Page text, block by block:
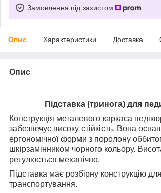
Замовлення під захистом
Опис Характеристики Доставка
Опис
Підставка (тринога) для
Конструкція металевого каркаса
забезпечує високу стійкість. Вона
ергономічної форми з поролону
шкірзамінником чорного кольору.
регулюється механічно.
Підставка має розбірну конструкцію
транспортування.